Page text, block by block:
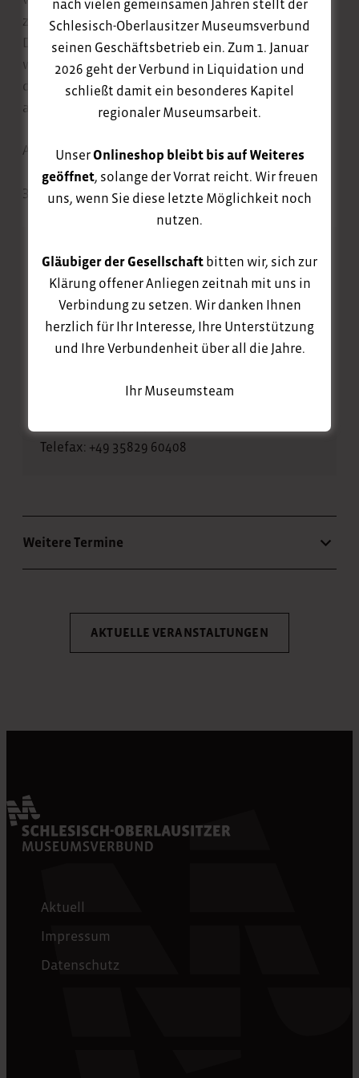
zwei Fächer? Wohin führt die geheime Tür auf dem
Dachboden? Wie hat der Knecht sich im Winter
warmgehalten und was gehörte zu den Aufgaben
der Magd? Stille deine Neugier und lass dich in eine
andere Zeit entführen.
Anmeldung unter bildung@museumsverbund-ol.de
3,- EUR zzgl. Eintritt
Telefax: +49 35829 60408
Weitere Termine
AKTUELLE VERANSTALTUNGEN
Aktuell
Impressum
Datenschutz
nach vielen gemeinsamen Jahren stellt der
Schlesisch-Oberlausitzer Museumsverbund
seinen Geschäftsbetrieb ein. Zum 1. Januar
2026 geht der Verbund in Liquidation und
schließt damit ein besonderes Kapitel
regionaler Museumsarbeit.
UnserOnlineshop bleibt bis auf Weiteres
geöffnet, solange der Vorrat reicht. Wir freuen
uns, wenn Sie diese letzte Möglichkeit noch
nutzen.
Gläubiger der Gesellschaft bitten wir, sich zur
Klärung offener Anliegen zeitnah mit uns in
Verbindung zu setzen. Wir danken Ihnen
herzlich für Ihr Interesse, Ihre Unterstützung
und Ihre Verbundenheit über all die Jahre.
Ihr Museumsteam